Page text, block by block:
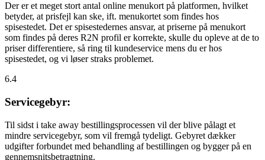
Der er et meget stort antal online menukort på platformen, hvilket
betyder, at prisfejl kan ske, ift. menukortet som findes hos
spisestedet. Det er spisestedernes ansvar, at priserne på menukort
som findes på deres R2N profil er korrekte, skulle du opleve at de to
priser differentiere, så ring til kundeservice mens du er hos
spisestedet, og vi løser straks problemet.
6.4
Servicegebyr:
Til sidst i take away bestillingsprocessen vil der blive pålagt et
mindre servicegebyr, som vil fremgå tydeligt. Gebyret dækker
udgifter forbundet med behandling af bestillingen og bygger på en
gennemsnitsbetragtning.